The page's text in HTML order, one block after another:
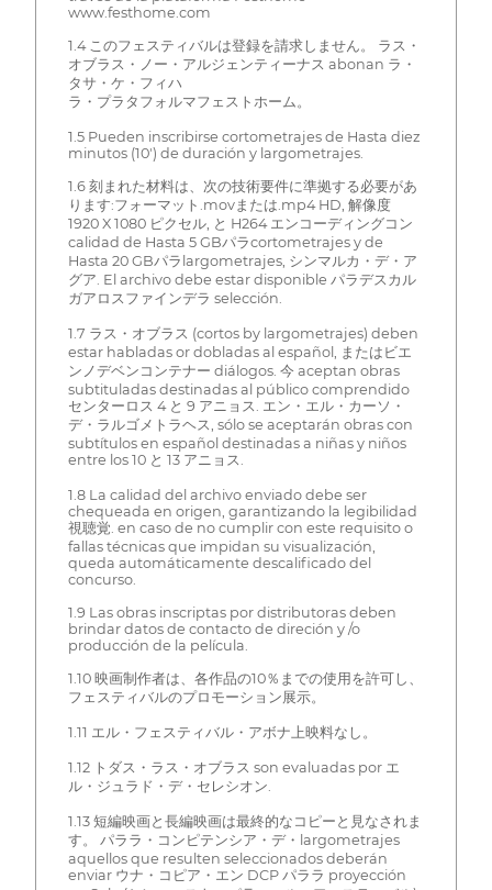
www.festhome.com
1.4 このフェスティバルは登録を請求しません。 ラス・
オブラス・ノー・アルジェンティーナス abonan ラ・
タサ・ケ・フィハ
ラ・プラタフォルマフェストホーム。
1.5 Pueden inscribirse cortometrajes de Hasta diez
minutos (10') de duración y largometrajes.
1.6 刻まれた材料は、次の技術要件に準拠する必要があ
ります:フォーマット.movまたは.mp4 HD, 解像度
1920 X 1080 ピクセル, と H264 エンコーディングコン
calidad de Hasta 5 GBパラcortometrajes y de
Hasta 20 GBパラlargometrajes, シンマルカ・デ・ア
グア. El archivo debe estar disponible パラデスカル
ガアロスファインデラ selección.
1.7 ラス・オブラス (cortos by largometrajes) deben
estar habladas or dobladas al español, またはビエ
ンノデベンコンテナー diálogos. 今 aceptan obras
subtituladas destinadas al público comprendido
センターロス 4 と 9 アニョス. エン・エル・カーソ・
デ・ラルゴメトラヘス, sólo se aceptarán obras con
subtítulos en español destinadas a niñas y niños
entre los 10 と 13 アニョス.
1.8 La calidad del archivo enviado debe ser
chequeada en origen, garantizando la legibilidad
視聴覚. en caso de no cumplir con este requisito o
fallas técnicas que impidan su visualización,
queda automáticamente descalificado del
concurso.
1.9 Las obras inscriptas por distributoras deben
brindar datos de contacto de direción y /o
producción de la película.
1.10 映画制作者は、各作品の10％までの使用を許可し、
フェスティバルのプロモーション展示。
1.11 エル・フェスティバル・アボナ上映料なし。
1.12 トダス・ラス・オブラス son evaluadas por エ
ル・ジュラド・デ・セレシオン.
1.13 短編映画と長編映画は最終的なコピーと見なされま
す。 パララ・コンピテンシア・デ・largometrajes
aquellos que resulten seleccionados deberán
enviar ウナ・コピア・エン DCP パララ proyección